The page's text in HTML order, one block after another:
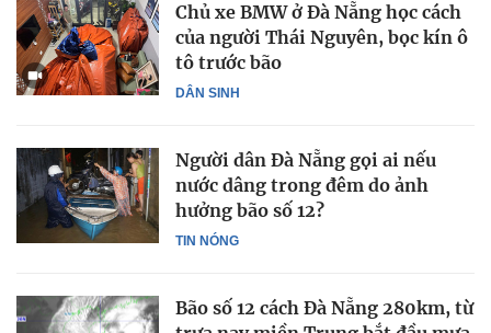
DÂN SINH
Chủ xe BMW ở Đà Nẵng học cách
của người Thái Nguyên, bọc kín ô
tô trước bão
TIN NÓNG
Người dân Đà Nẵng gọi ai nếu
nước dâng trong đêm do ảnh
hưởng bão số 12?
Bão số 12 cách Đà Nẵng 280km, từ